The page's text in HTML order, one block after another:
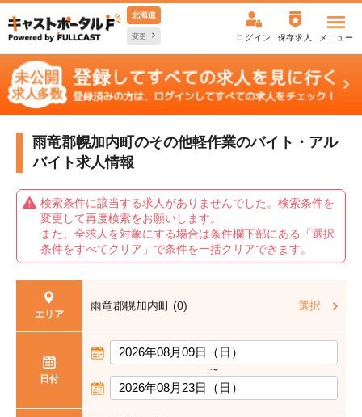
北海道
変更 ログイン 保存求人 メニュー
雨竜郡幌加内町のその他軽作業のバイト・アル
バイト求人情報
検索条件に該当する求人がありませんでした。検索条件を
変更して再度検索をお願いします。
また、全求人を対象にする場合は条件欄下部にある「選択
条件をすべてクリア」で条件を一括クリアできます。
エリア
雨竜郡幌加内町 (0) 選択
日付
〜